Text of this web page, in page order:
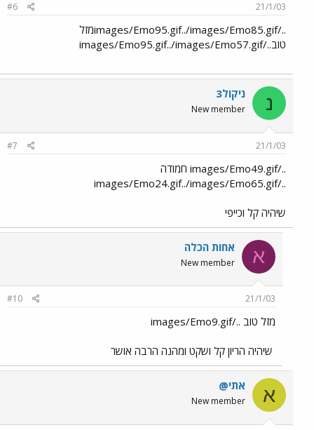
21/1/03
#6
../images/Emo95.gif../images/Emo85.gifמזל
טוב../images/Emo95.gif../images/Emo57.gif
נ ניקול3
New member
21/1/03
#7
../images/Emo49.gif חמודה
../images/Emo24.gif../images/Emo65.gif
שיהיה קל וכייפי
א אחות הכלה
New member
21/1/03
#10
מזל טוב ../images/Emo9.gif
שיהיה הריון קל ושקט ומהנה הרבה אושר
א אתי@
New member